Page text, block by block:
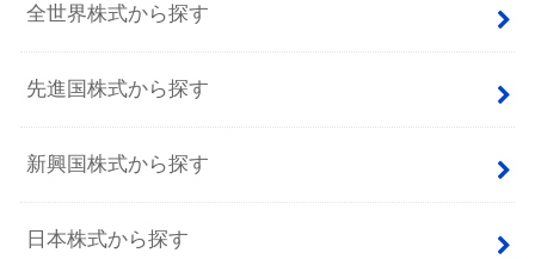
全世界株式から探す
先進国株式から探す
新興国株式から探す
日本株式から探す